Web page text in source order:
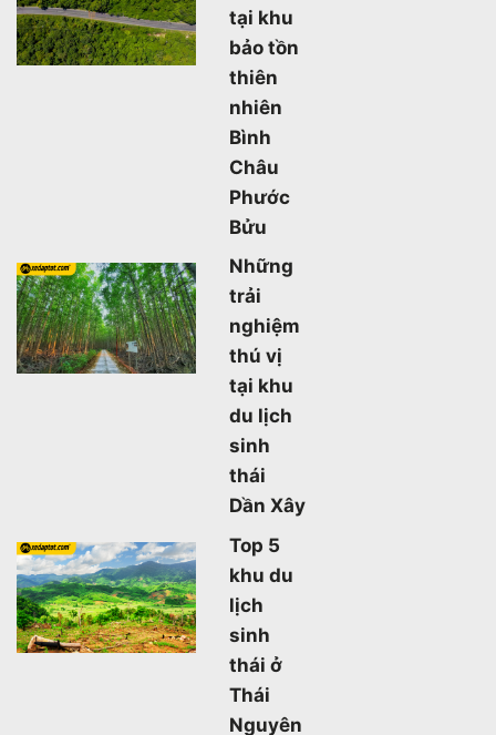
tại khu
bảo tồn
thiên
nhiên
Bình
Châu
Phước
Bửu
Những
trải
nghiệm
thú vị
tại khu
du lịch
sinh
thái
Dần Xây
Top 5
khu du
lịch
sinh
thái ở
Thái
Nguyên